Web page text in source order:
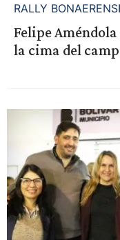
RALLY
Felipe
la cima del